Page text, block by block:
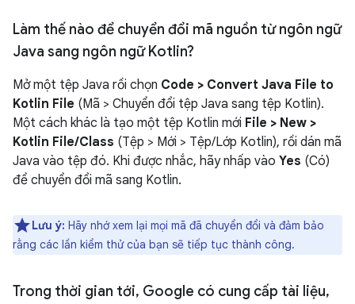
Làm thế nào để chuyển đổi mã nguồn từ ngôn ngữ
Java sang ngôn ngữ Kotlin?
Mở một tệp Java rồi chọn Code > Convert Java File to
Kotlin File (Mã > Chuyển đổi tệp Java sang tệp Kotlin).
Một cách khác là tạo một tệp Kotlin mới File > New >
Kotlin File/Class (Tệp > Mới > Tệp/Lớp Kotlin), rồi dán mã
Java vào tệp đó. Khi được nhắc, hãy nhấp vào Yes (Có)
để chuyển đổi mã sang Kotlin.
Lưu ý: Hãy nhớ xem lại mọi mã đã chuyển đổi và đảm bảo
rằng các lần kiểm thử của bạn sẽ tiếp tục thành công.
Trong thời gian tới, Google có cung cấp tài liệu,